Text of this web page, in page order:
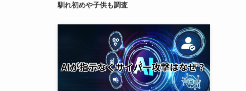
馴れ初めや子供も調査